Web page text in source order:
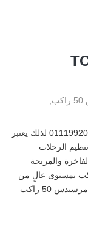
,
ايجار اتوبيس سياحي من شركه ليموزين نصار 01119920103 لذلك يعتبر
الرحلات
والمريحة
في السوق، يتميز أتوبيس مرسيدس 50 راكب بمستوى عالٍ من
الراحة والأناقة. سنستكشف فوائد استئجار أتوبيس مرسيدس 50 راكب